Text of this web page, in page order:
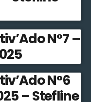
N°7 –
N°6
– Stefline